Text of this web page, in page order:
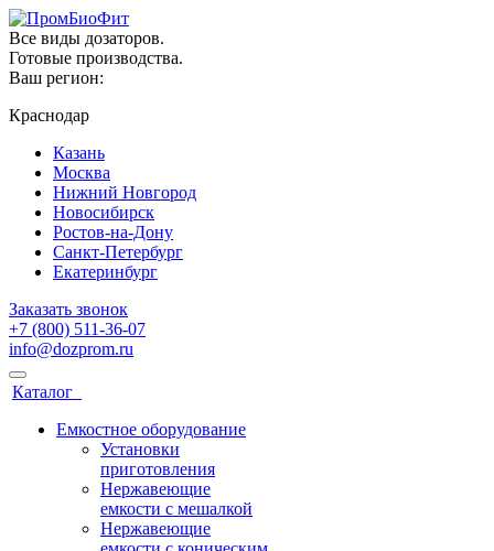
Все виды дозаторов.
Готовые производства.
Ваш регион:
Краснодар
Казань
Москва
Нижний Новгород
Новосибирск
Ростов-на-Дону
Санкт-Петербург
Екатеринбург
Заказать звонок
+7 (800) 511-36-07
info@dozprom.ru
Каталог
Емкостное оборудование
Установки
приготовления
Нержавеющие
емкости с мешалкой
Нержавеющие